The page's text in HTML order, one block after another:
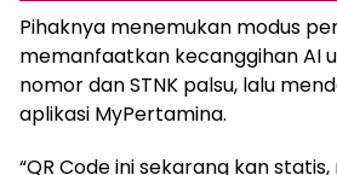
Pihaknya menemukan modus
memanfaatkan kecanggihan AI
nomor dan STNK palsu, lalu
aplikasi MyPertamina.
“QR Code ini sekarang kan